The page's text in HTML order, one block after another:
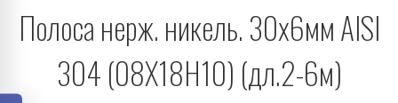
Полоса нерж. никель. 30х6мм AISI
304 (08Х18Н10) (дл.2-6м)